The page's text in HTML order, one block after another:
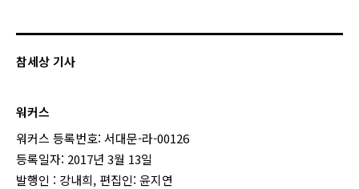
참세상 기사
워커스
워커스 등록번호: 서대문-라-00126
등록일자: 2017년 3월 13일
발행인 : 강내희, 편집인: 윤지연